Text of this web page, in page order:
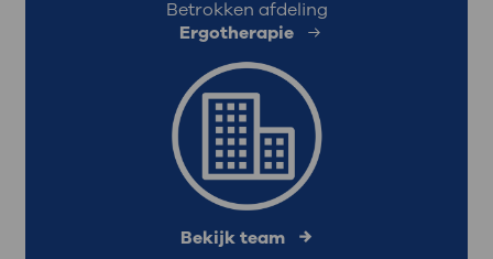
Betrokken afdeling
Ergotherapie
Bekijk team